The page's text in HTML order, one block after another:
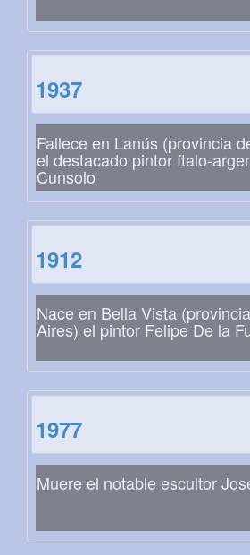
1937
Fallece en Lanús (provincia
el destacado pintor ítalo-
Cunsolo
1912
Nace en Bella Vista
Aires) el pintor Felipe De la
1977
Muere el notable escultor